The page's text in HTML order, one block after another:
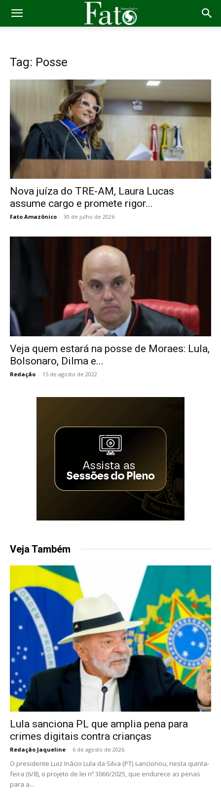
Tag: Posse
Nova juíza do TRE-AM, Laura Lucas
assume cargo e promete rigor...
Fato Amazônico - 30 de julho de 2026
Veja quem estará na posse de Moraes: Lula,
Bolsonaro, Dilma e...
Redação - 15 de agosto de 2022
Veja Também
Lula sanciona PL que amplia pena para
crimes digitais contra crianças
Redação Jaqueline - 6 de agosto de 2026
O presidente Luiz Inácio Lula da Silva (PT) sancionou, nesta quinta-
feira (6/8), o projeto de lei nº 3066/2025, que endurece as penas
para a...